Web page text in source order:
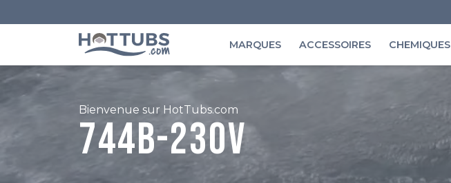
MARQUES ACCESSOIRES CHEMIQUES
Bienvenue sur HotTubs.com
744B-230V